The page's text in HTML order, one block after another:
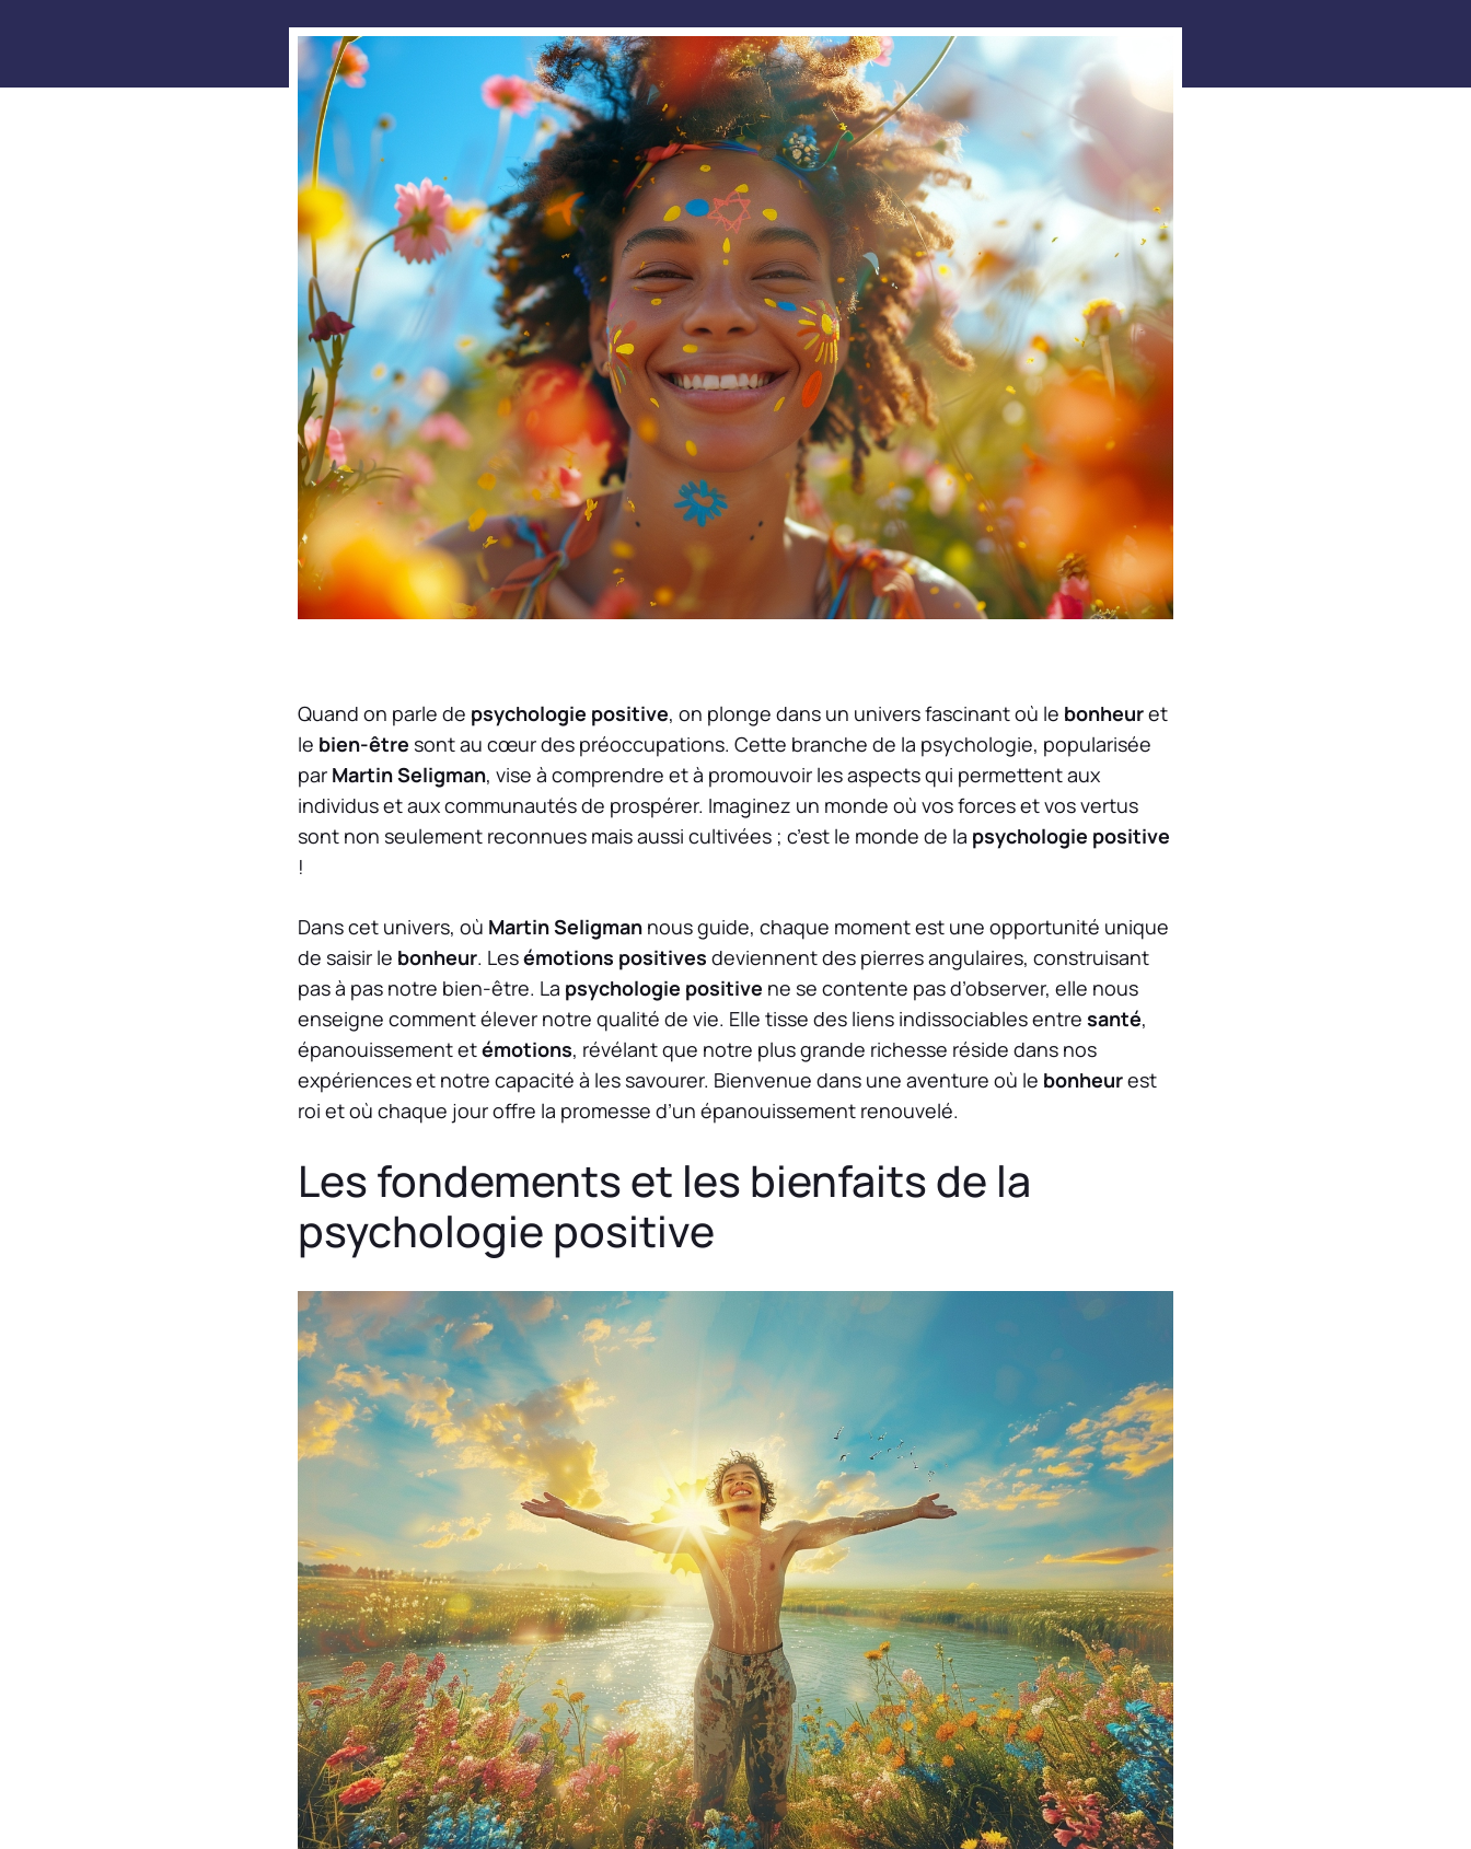
Quand on parle de psychologie positive, on plonge dans un univers fascinant où le bonheuret
le bien-être sont au cœur des préoccupations. Cette branche de la psychologie, popularisée
par Martin Seligman, vise à comprendre et à promouvoir les aspects qui permettent aux
individus et aux communautés de prospérer. Imaginez un monde où vos forces et vos vertus
sont non seulement reconnues mais aussi cultivées ; c’est le monde de la psychologie positive
!
Dans cet univers, où Martin Seligman nous guide, chaque moment est une opportunité unique
de saisir le bonheur. Lesémotions positives deviennent des pierres angulaires, construisant
pas à pas notre bien-être. La psychologie positive ne se contente pas d’observer, elle nous
enseigne comment élever notre qualité de vie. Elle tisse des liens indissociables entre santé,
épanouissement etémotions, révélant que notre plus grande richesse réside dans nos
expériences et notre capacité à les savourer. Bienvenue dans une aventure où le bonheurest
roi et où chaque jour offre la promesse d’un épanouissement renouvelé.
Les fondements et les bienfaits de la
psychologie positive